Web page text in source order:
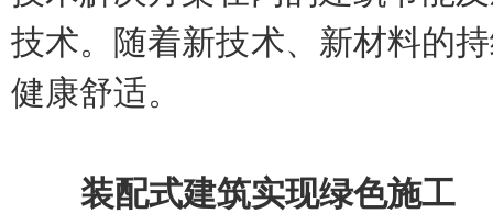
技术。随着新技术、新材料的
健康舒适。
装配式建筑实现绿色施工